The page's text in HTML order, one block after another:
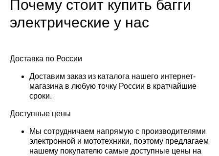
Почему стоит купить багги
электрические у нас
Доставка по России
Доставим заказ из каталога нашего интернет-
магазина в любую точку России в кратчайшие
сроки.
Доступные цены
Мы сотрудничаем напрямую с производителями
электронной и мототехники, поэтому предлагаем
нашему покупателю самые доступные цены на